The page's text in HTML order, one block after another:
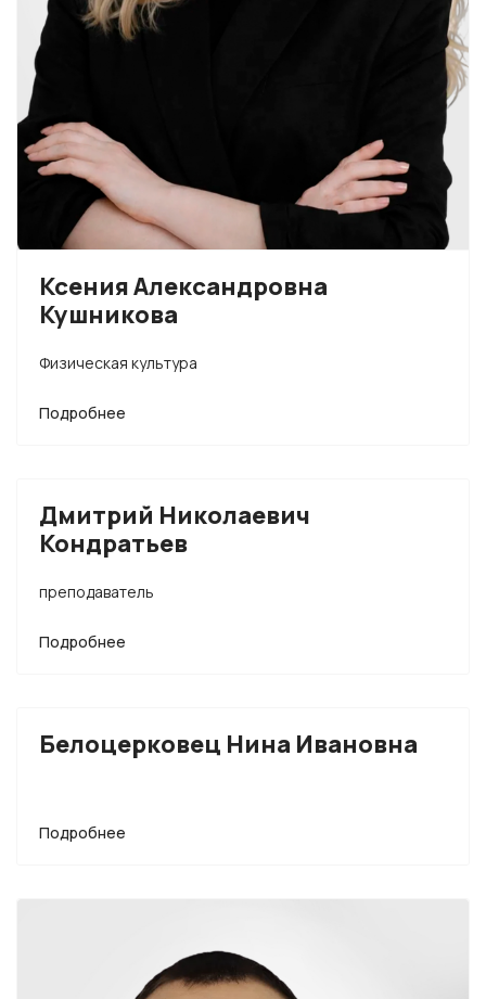
Ксения Александровна
Кушникова
Физическая культура
Подробнее
Дмитрий Николаевич
Кондратьев
преподаватель
Подробнее
Белоцерковец Нина Ивановна
Подробнее